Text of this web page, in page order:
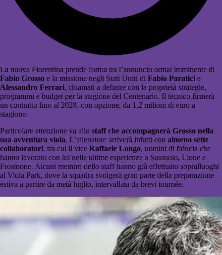
La nuova Fiorentina prende forma tra l’annuncio ormai imminente di
Fabio Grosso e la missione negli Stati Uniti di Fabio Paratici e
Alessandro Ferrari, chiamati a definire con la proprietà strategie,
programmi e budget per la stagione del Centenario. Il tecnico firmerà
un contratto fino al 2028, con opzione, da 1,2 milioni di euro a
stagione.
Particolare attenzione va allo staff che accompagnerà Grosso nella
sua avventura viola. L’allenatore arriverà infatti con almeno sette
collaboratori, tra cui il vice Raffaele Longo, uomini di fiducia che
hanno lavorato con lui nelle ultime esperienze a Sassuolo, Lione e
Frosinone. Alcuni membri dello staff hanno già effettuato sopralluoghi
al Viola Park, dove la squadra svolgerà gran parte della preparazione
estiva a partire da metà luglio, intervallata da brevi tournée.